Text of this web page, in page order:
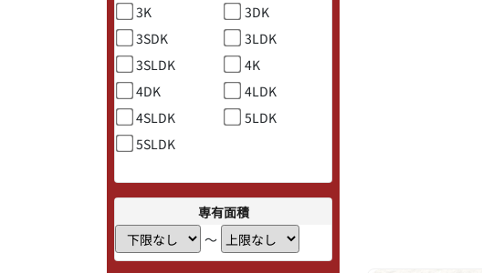
3K
3DK
3SDK
3LDK
3SLDK
4K
4DK
4LDK
4SLDK
5LDK
5SLDK
専有面積
〜